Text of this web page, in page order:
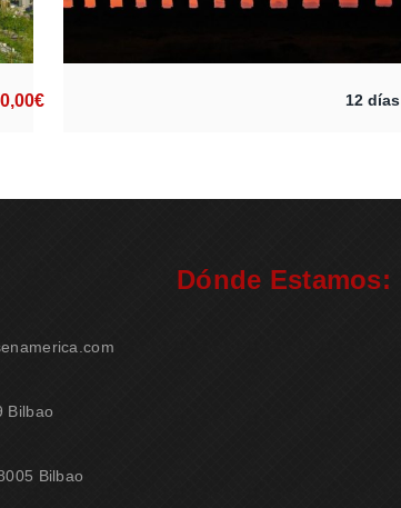
€ 12 días
Bilbao
Bilbao
Dónde Estamos: